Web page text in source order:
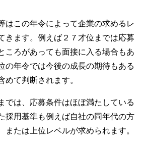
はこの年令によって企業の求めるレ
きます。例えば２７才位までは応募
ころがあっても面接に入る場合もあ
の年令では今後の成長の期待もある
て判断されます。
では、応募条件はほぼ満たしている
採用基準も例えば自社の同年代の方
たは上位レベルが求められます。